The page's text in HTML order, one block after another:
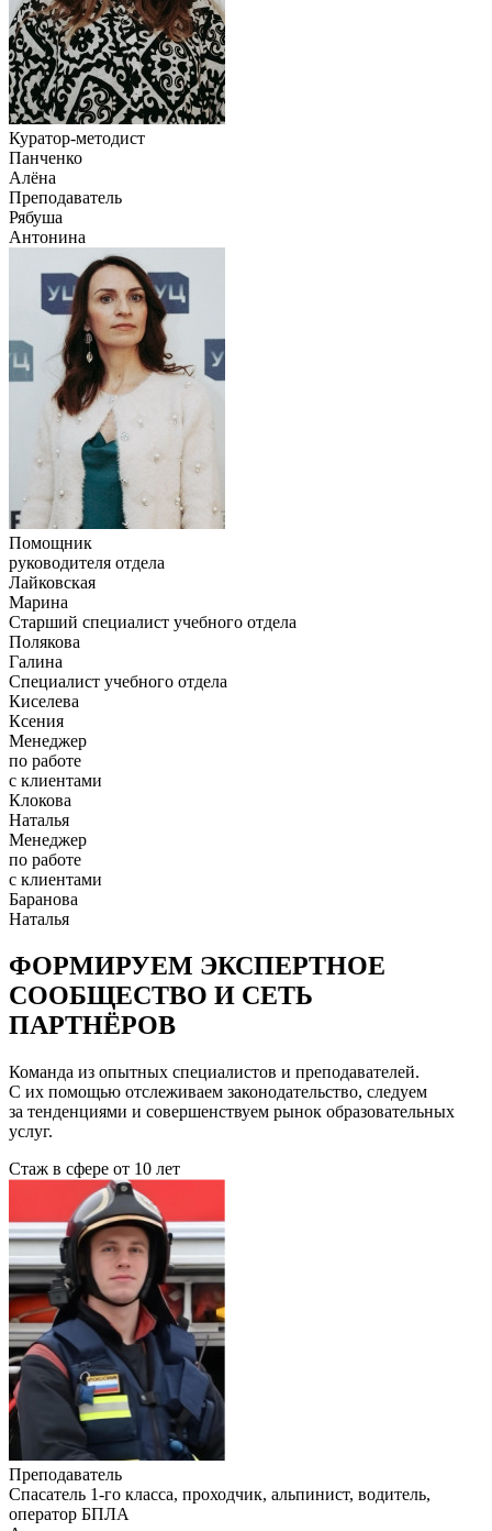
Куратор-методист
Панченко
Алёна
Преподаватель
Рябуша
Антонина
Помощник
руководителя отдела
Лайковская
Марина
Старший специалист учебного отдела
Полякова
Галина
Специалист учебного отдела
Киселева
Ксения
Менеджер
по работе
с клиентами
Клокова
Наталья
Менеджер
по работе
с клиентами
Баранова
Наталья
ФОРМИРУЕМ ЭКСПЕРТНОЕ
СООБЩЕСТВО И СЕТЬ
ПАРТНЁРОВ
Команда из опытных специалистов и преподавателей.
С их помощью отслеживаем законодательство, следуем
за тенденциями и совершенствуем рынок образовательных
услуг.
Стаж в сфере от 10 лет
Преподаватель
Cпасатель 1-го класса, проходчик, альпинист, водитель,
оператор БПЛА